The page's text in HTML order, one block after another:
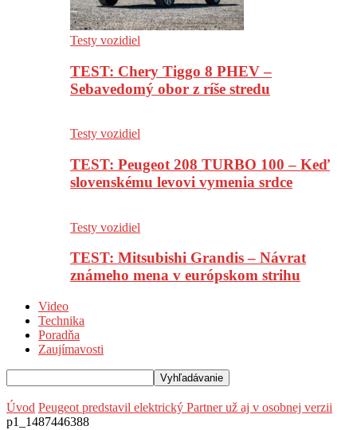
Testy vozidiel
TEST: Chery Tiggo 8 PHEV –
Sebavedomý obor z ríše stredu
Testy vozidiel
TEST: Peugeot 208 TURBO 100 – Keď
slovenskému levovi vymenia srdce
Testy vozidiel
TEST: Mitsubishi Grandis – Návrat
známeho mena v európskom strihu
Video
Technika
Poradňa
Zaujímavosti
Úvod Peugeot predstavil elektrický Partner už aj v osobnej verzii
p1_1487446388